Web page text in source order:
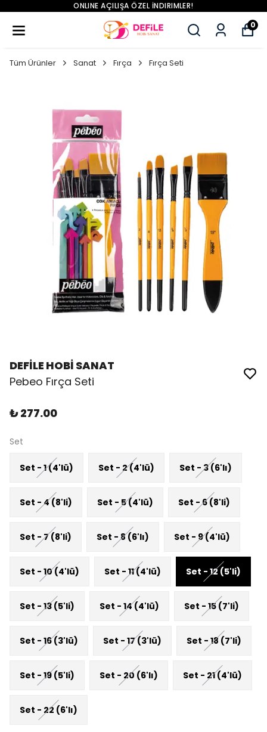
ONLINE AÇILIŞA ÖZEL İNDIRIMLER!
0
Tüm Ürünler Sanat Fırça Fırça Seti
DEFİLE HOBİ SANAT
Pebeo Fırça Seti
₺ 277.00
Set
Set - 1 (4'lü) Set - 2 (4'lü) Set - 3 (6'lı)
Set - 4 (8'li) Set - 5 (4'lü) Set - 6 (8'li)
Set - 7 (8'li) Set - 8 (6'lı) Set - 9 (4'lü)
Set - 10 (4'lü) Set - 11 (4'lü) Set - 12 (5'li)
Set - 13 (5'li) Set - 14 (4'lü) Set - 15 (7'li)
Set - 16 (3'lü) Set - 17 (3'lü) Set - 18 (7'li)
Set - 19 (5'li) Set - 20 (6'lı) Set - 21 (4'lü)
Set - 22 (6'lı)